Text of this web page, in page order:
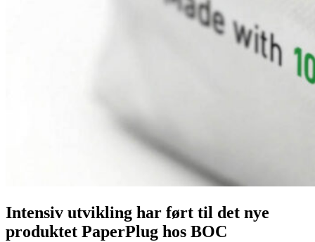
Intensiv utvikling har ført til det nye
produktet PaperPlug hos BOC